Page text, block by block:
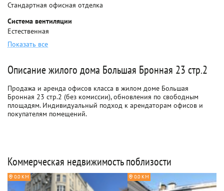
Стандартная офисная отделка
Система вентиляции
Естественная
Показать все
Описание жилого дома Большая Бронная 23 стр.2
Продажа и аренда офисов класса в жилом доме Большая
Бронная 23 стр.2 (без комиссии), обновления по свободным
площадям. Индивидуальный подход к арендаторам офисов и
покупателям помещений.
Коммерческая недвижимость поблизости
0.0 КМ 0.0 КМ